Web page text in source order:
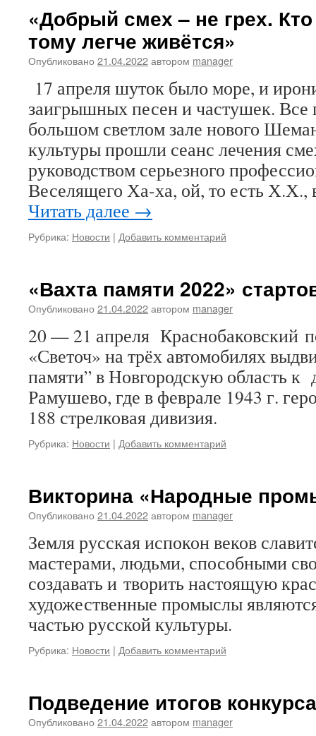
«Добрый смех – не грех.
тому легче живётся»
Опубликовано 21.04.2022автором manager
17 апреля шуток было море, и
заигрышных песен и частушек. Все
большом светлом зале нового
культуры прошли сеанс лечения
руководством серьезного
Веселящего Ха-ха, ой, то есть
Читать далее →
Рубрика: Новости | Добавить комментарий
«Вахта памяти 2022»
Опубликовано 21.04.2022автором manager
20 — 21 апреля Краснобаковский
«Светоч» на трёх автомобилях
памяти” в Новгородскую область к
Рамушево, где в феврале 1943 г.
188 стрелковая дивизия.
Рубрика: Новости | Добавить комментарий
Викторина «Народные
Опубликовано 21.04.2022автором manager
Земля русская испокон веков
мастерами, людьми, способными
создавать и творить настоящую
художественные промыслы
частью русской культуры.
Рубрика: Новости | Добавить комментарий
Подведение итогов
Опубликовано 21.04.2022автором manager